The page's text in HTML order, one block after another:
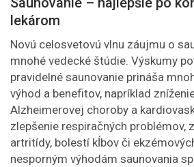
lekárom
Novú celosvetovú vlnu záujmu o
mnohé vedecké štúdie. Výskumy
pravidelné saunovanie prináša
výhod a benefitov, napríklad
Alzheimerovej choroby a
zlepšenie respiračných problémov,
artritídy, bolestí kĺbov či
nesporným výhodám saunovania